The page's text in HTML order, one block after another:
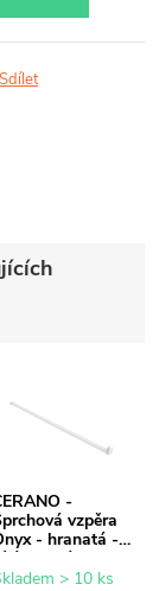
Sdílet
-
vzpěra
- hranatá -
bílá matná - 150
> 10 ks